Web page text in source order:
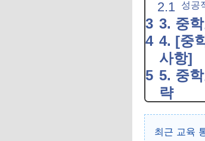
성공
3. 중
4. [중
사항]
5. 중
략
최근 교육